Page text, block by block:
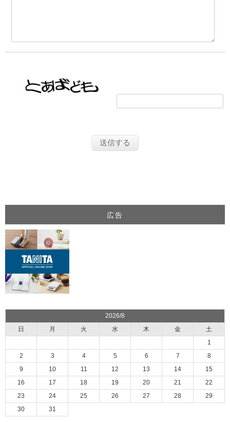
広告
2026/8
日
月 火 水 木 金
土
1
2
3 4 5 6 7
8
9
10 11 12 13 14
15
16
17 18 19 20 21
22
23
24 25 26 27 28
29
30
31